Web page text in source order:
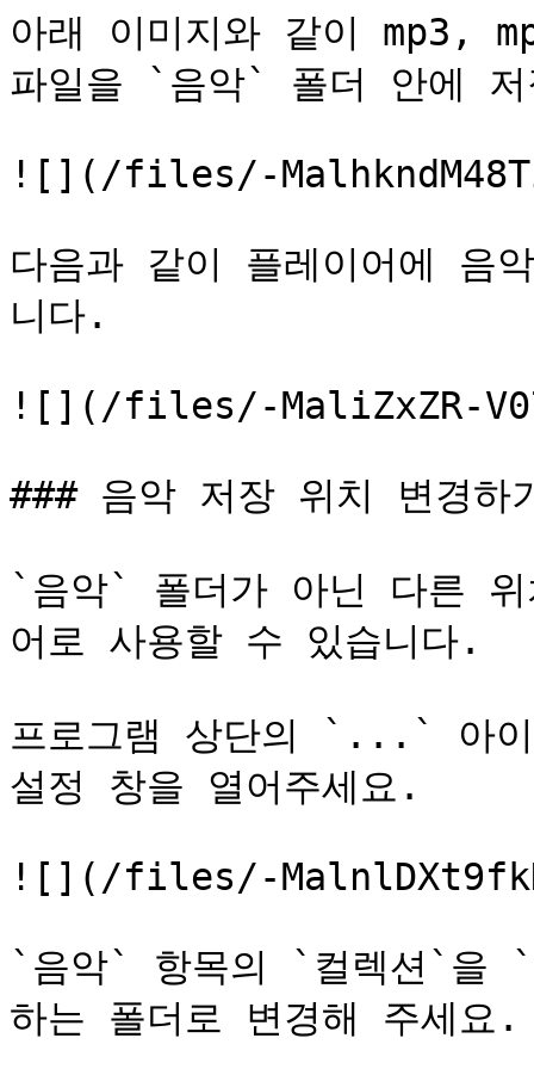
아래 이미지와 같이 mp3,
파일을 `음악` 폴더 안에 저
![](/files/-
다음과 같이 플레이어에 음
니다.
![](/files/-MaliZxZR-
### 음악 저장 위치 변경하
`음악` 폴더가 아닌 다른 위
어로 사용할 수 있습니다.
프로그램 상단의 `...` 아
설정 창을 열어주세요.
![](/files/-
`음악` 항목의 `컬렉션`을 `
하는 폴더로 변경해 주세요.